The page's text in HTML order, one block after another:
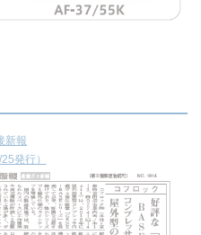
新報
発行）